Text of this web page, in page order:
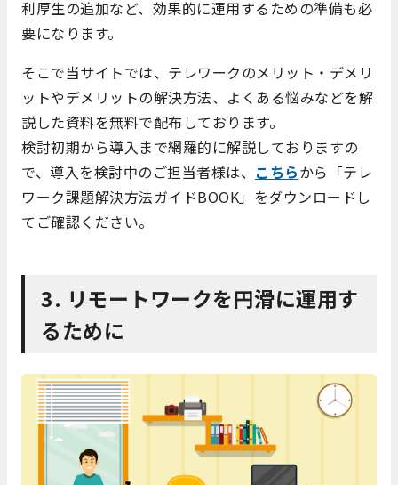
利厚生の追加など、効果的に運用するための準備も必
要になります。
そこで当サイトでは、テレワークのメリット・デメリ
ットやデメリットの解決方法、よくある悩みなどを解
説した資料を無料で配布しております。
検討初期から導入まで網羅的に解説しておりますの
で、導入を検討中のご担当者様は、 こちらから「テレ
ワーク課題解決方法ガイドBOOK」をダウンロードし
てご確認ください。
3. リモートワークを円滑に運用す
るために